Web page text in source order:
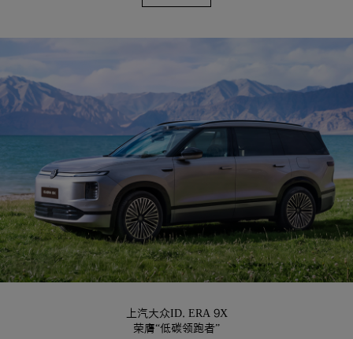
上汽大众ID. ERA 9X
荣膺“低碳领跑者”